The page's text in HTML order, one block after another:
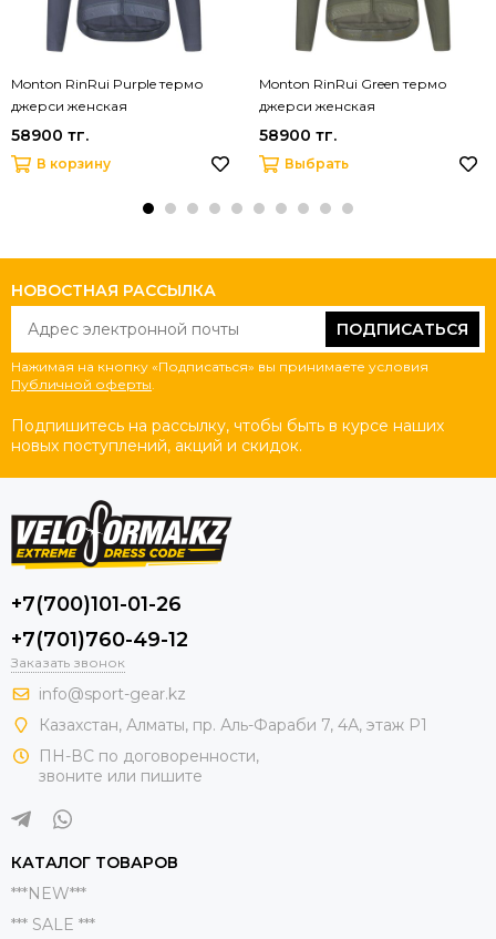
Monton RinRui Purple термо
джерси женская
58900 тг.
В корзину
Monton RinRui Green термо
джерси женская
58900 тг.
Выбрать
НОВОСТНАЯ РАССЫЛКА
ПОДПИСАТЬСЯ
Нажимая на кнопку «Подписаться» вы принимаете условия
Публичной оферты.
Подпишитесь на рассылку, чтобы быть в курсе наших
новых поступлений, акций и скидок.
+7(700)101-01-26
+7(701)760-49-12
Заказать звонок
info@sport-gear.kz
Казахстан, Алматы, пр. Аль-Фараби 7, 4А, этаж Р1
ПН-ВС по договоренности,
звоните или пишите
КАТАЛОГ ТОВАРОВ
***NEW***
*** SALE ***